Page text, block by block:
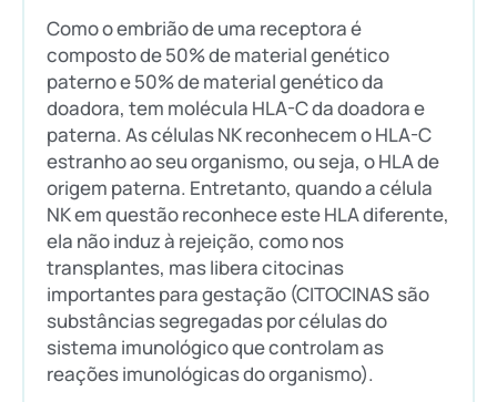
Como o embrião de uma receptora é
composto de 50% de material genético
paterno e 50% de material genético da
doadora, tem molécula HLA-C da doadora e
paterna. As células NK reconhecem o HLA-C
estranho ao seu organismo, ou seja, o HLA de
origem paterna. Entretanto, quando a célula
NK em questão reconhece este HLA diferente,
ela não induz à rejeição, como nos
transplantes, mas libera citocinas
importantes para gestação (CITOCINAS são
substâncias segregadas por células do
sistema imunológico que controlam as
reações imunológicas do organismo).